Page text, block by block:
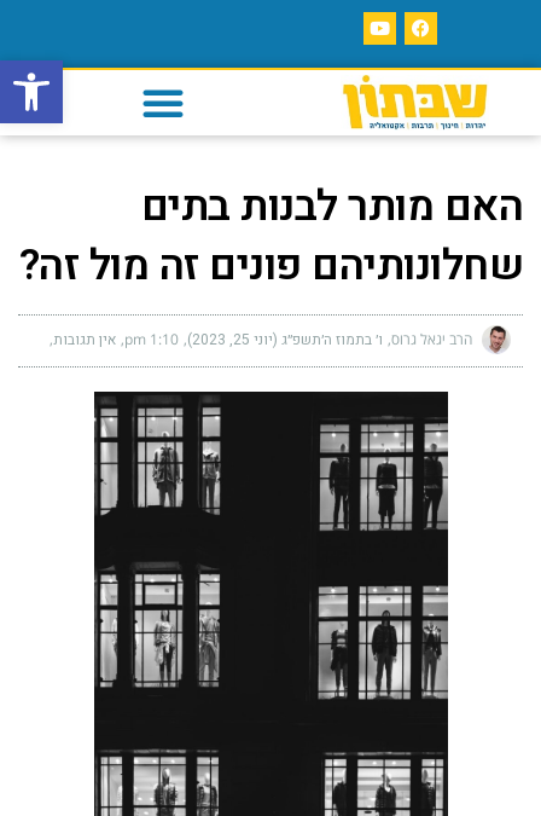
פתח
האם מותר לבנות בתים
שחלונותיהם פונים זה מול זה?
הרב יגאל גרוס ו׳ בתמוז ה׳תשפ״ג (יוני 25, 2023) 1:10 pm אין תגובות